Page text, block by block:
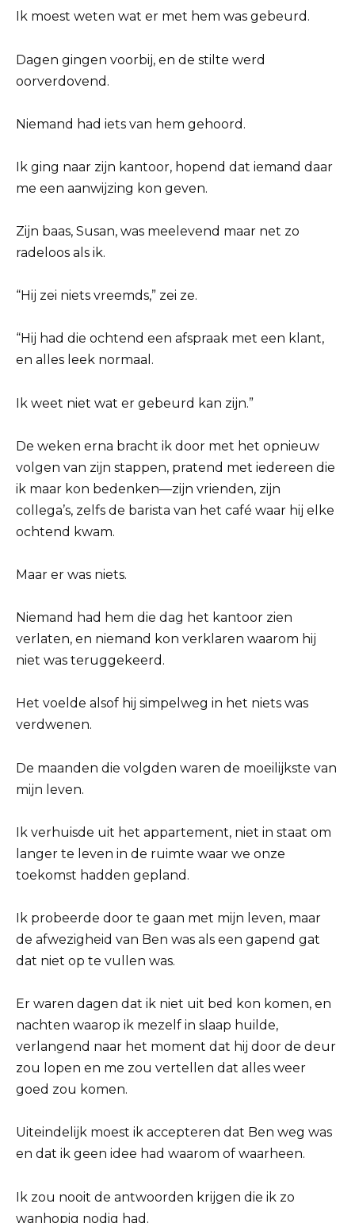
Ik moest weten wat er met hem was gebeurd.
Dagen gingen voorbij, en de stilte werd
oorverdovend.
Niemand had iets van hem gehoord.
Ik ging naar zijn kantoor, hopend dat iemand daar
me een aanwijzing kon geven.
Zijn baas, Susan, was meelevend maar net zo
radeloos als ik.
“Hij zei niets vreemds,” zei ze.
“Hij had die ochtend een afspraak met een klant,
en alles leek normaal.
Ik weet niet wat er gebeurd kan zijn.”
De weken erna bracht ik door met het opnieuw
volgen van zijn stappen, pratend met iedereen die
ik maar kon bedenken—zijn vrienden, zijn
collega’s, zelfs de barista van het café waar hij elke
ochtend kwam.
Maar er was niets.
Niemand had hem die dag het kantoor zien
verlaten, en niemand kon verklaren waarom hij
niet was teruggekeerd.
Het voelde alsof hij simpelweg in het niets was
verdwenen.
De maanden die volgden waren de moeilijkste van
mijn leven.
Ik verhuisde uit het appartement, niet in staat om
langer te leven in de ruimte waar we onze
toekomst hadden gepland.
Ik probeerde door te gaan met mijn leven, maar
de afwezigheid van Ben was als een gapend gat
dat niet op te vullen was.
Er waren dagen dat ik niet uit bed kon komen, en
nachten waarop ik mezelf in slaap huilde,
verlangend naar het moment dat hij door de deur
zou lopen en me zou vertellen dat alles weer
goed zou komen.
Uiteindelijk moest ik accepteren dat Ben weg was
en dat ik geen idee had waarom of waarheen.
Ik zou nooit de antwoorden krijgen die ik zo
wanhopig nodig had.